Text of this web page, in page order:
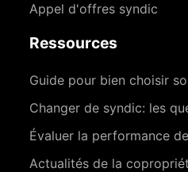
Appel d'offres syndic
Ressources
Guide pour bien choisir
Changer de syndic: les
Évaluer la performance
Actualités de la